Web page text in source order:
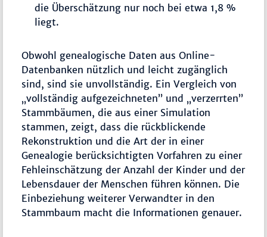
die Überschätzung nur noch bei etwa 1,8 %
liegt.
Obwohl genealogische Daten aus Online-
Datenbanken nützlich und leicht zugänglich
sind, sind sie unvollständig. Ein Vergleich von
„vollständig aufgezeichneten” und „verzerrten”
Stammbäumen, die aus einer Simulation
stammen, zeigt, dass die rückblickende
Rekonstruktion und die Art der in einer
Genealogie berücksichtigten Vorfahren zu einer
Fehleinschätzung der Anzahl der Kinder und der
Lebensdauer der Menschen führen können. Die
Einbeziehung weiterer Verwandter in den
Stammbaum macht die Informationen genauer.